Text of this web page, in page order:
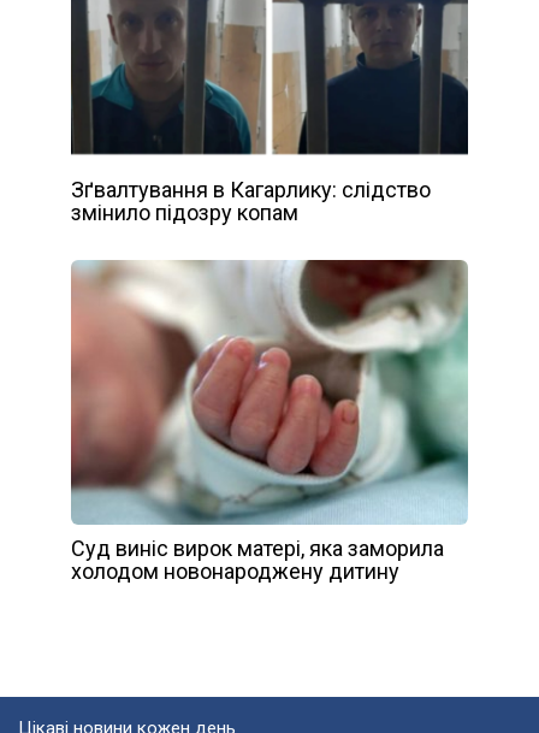
Зґвалтування в Кагарлику: слідство
змінило підозру копам
Суд виніс вирок матері, яка заморила
холодом новонароджену дитину
Цікаві новини кожен день